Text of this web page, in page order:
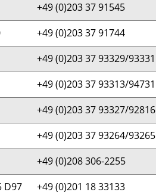
+49 (0)203 37 91545
+49 (0)203 37 91744
+49 (0)203 37 93329/93331
+49 (0)203 37 93313/94731
+49 (0)203 37 93327/92816
+49 (0)203 37 93264/93265
+49 (0)208 306-2255
D97 +49 (0)201 18 33133